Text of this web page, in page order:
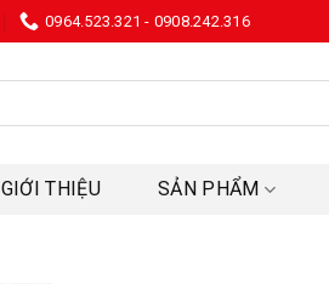
0964.523.321 - 0908.242.316
GIỚI THIỆU SẢN PHẨM